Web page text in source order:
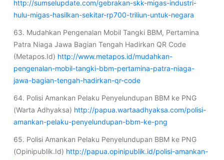
http://sumselupdate.com/gebrakan-skk-migas-industri-
hulu-migas-hasilkan-sekitar-rp700-triliun-untuk-negara
63. Mudahkan Pengenalan Mobil Tangki BBM, Pertamina
Patra Niaga Jawa Bagian Tengah Hadirkan QR Code
(Metapos.Id) http://www.metapos.id/mudahkan-
pengenalan-mobil-tangki-bbm-pertamina-patra-niaga-
jawa-bagian-tengah-hadirkan-qr-code
64. Polisi Amankan Pelaku Penyelundupan BBM ke PNG
(Warta Adhyaksa) http://papua.wartaadhyaksa.com/polisi-
amankan-pelaku-penyelundupan-bbm-ke-png
65. Polisi Amankan Pelaku Penyelundupan BBM ke PNG
(Opinipublik.Id) http://papua.opinipublik.id/polisi-amankan-